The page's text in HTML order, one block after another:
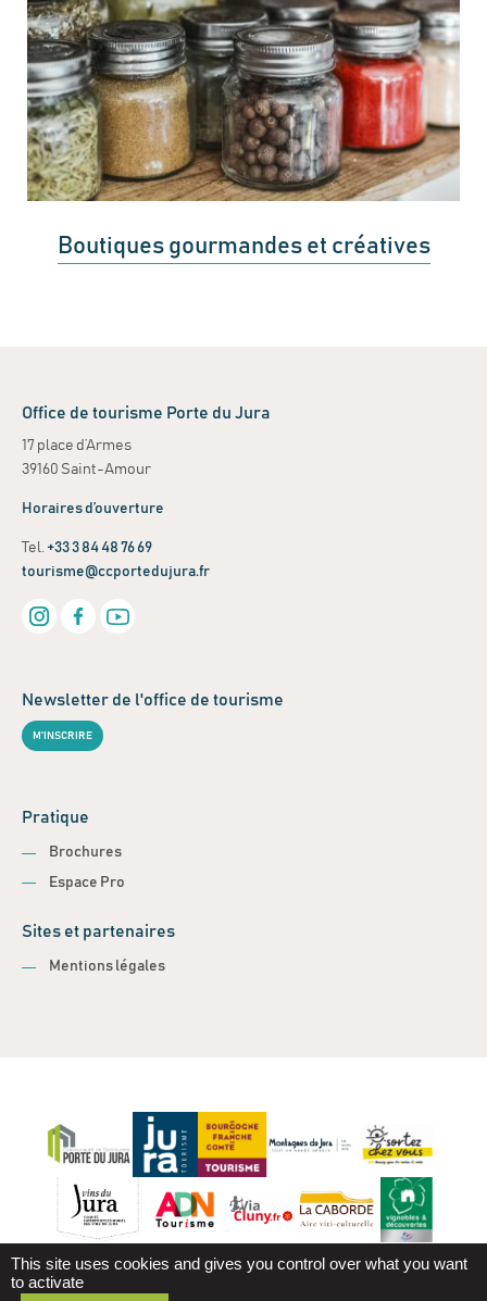
Boutiques gourmandes et créatives
Office de tourisme Porte du Jura
17 place d’Armes
39160 Saint-Amour
Horaires d’ouverture
Tel. +33 3 84 48 76 69
tourisme@ccportedujura.fr
Newsletter de l'office de tourisme
M'INSCRIRE
Pratique
Brochures
Espace Pro
Sites et partenaires
Mentions légales
This site uses cookies and gives you control over what you want
to activate